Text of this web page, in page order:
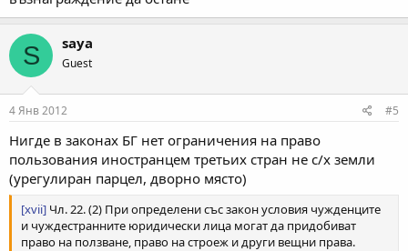
S saya
Guest
4 Янв 2012 #5
Нигде в законах БГ нет ограничения на право
пользования иностранцем третьих стран не с/х земли
(урегулиран парцел, дворно място)
[xvii] Чл. 22. (2) При определени със закон условия чужденците
и чуждестранните юридически лица могат да придобиват
право на ползване, право на строеж и други вещни права.